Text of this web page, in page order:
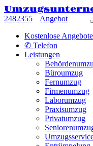
2482355
Angebot
Kostenlose Angebote
✆ Telefon
Leistungen
Büroumzug
Fernumzug
Firmenumzug
Laborumzug
Praxisumzug
Privatumzug